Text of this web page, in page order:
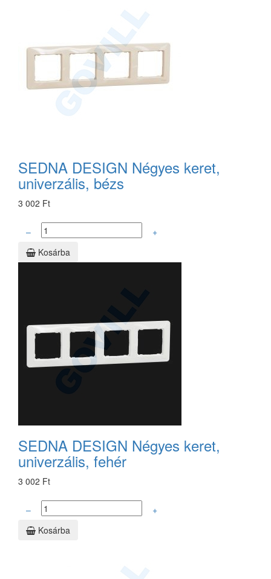
SEDNA DESIGN Négyes keret,
univerzális, bézs
3 002 Ft
–
+
Kosárba
SEDNA DESIGN Négyes keret,
univerzális, fehér
3 002 Ft
–
+
Kosárba